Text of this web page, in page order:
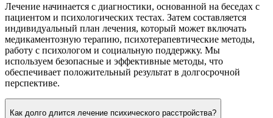
Лечение начинается с диагностики, основанной на беседах с
пациентом и психологических тестах. Затем составляется
индивидуальный план лечения, который может включать
медикаментозную терапию, психотерапевтические методы,
работу с психологом и социальную поддержку. Мы
используем безопасные и эффективные методы, что
обеспечивает положительный результат в долгосрочной
перспективе.
Как долго длится лечение психического расстройства?